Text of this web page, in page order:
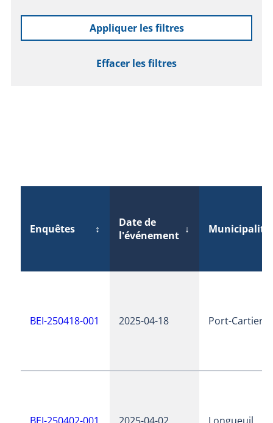
Appliquer les filtres
Effacer les filtres
Enquêtes ↕
Date de
l'événement ↓ Municipalité
BEI-250418-001 2025-04-18 Port-Cartier